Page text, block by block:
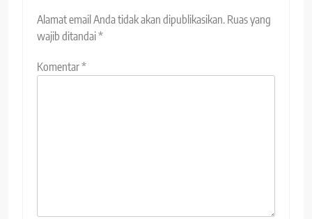
Alamat email Anda tidak akan dipublikasikan. Ruas yang
wajib ditandai*
Komentar*